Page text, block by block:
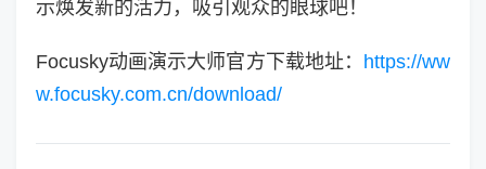
示焕发新的活力，吸引观众的眼球吧！
Focusky动画演示大师官方下载地址： https://ww
w.focusky.com.cn/download/